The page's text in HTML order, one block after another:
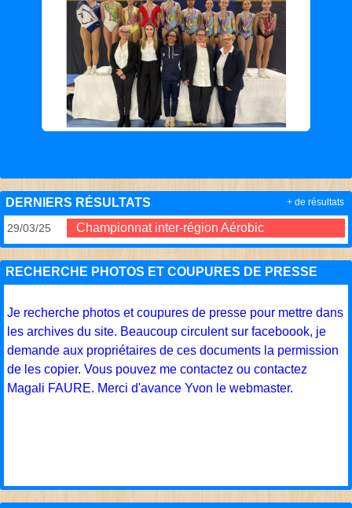
DERNIERS RÉSULTATS
29/03/25 Championnat inter-région Aérobic
+ de résultats
RECHERCHE PHOTOS ET COUPURES DE PRESSE
Je recherche photos et coupures de presse pour mettre dans
les archives du site. Beaucoup circulent sur faceboook, je
demande aux propriétaires de ces documents la permission
de les copier. Vous pouvez me contactez ou contactez
Magali FAURE. Merci d'avance Yvon le webmaster.